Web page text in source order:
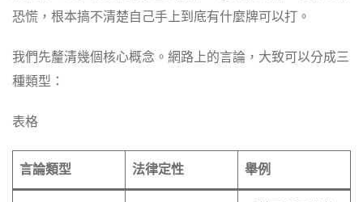
恐慌，根本搞不清楚自己手上到底有什麼牌可以打。
我們先釐清幾個核心概念。網路上的言論，大致可以分成三
種類型：
表格
言論類型 法律定性 舉例